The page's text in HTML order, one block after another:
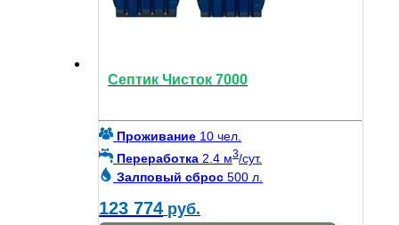
Септик Чисток 7000
Проживание 10 чел.
Переработка 2.4 м3/сут.
Залповый сброс 500 л.
123 774 руб.